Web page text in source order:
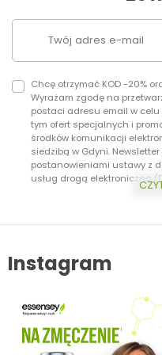
Chcę otrzymać KOD -20%
Wyrażam zgodę na
postaci adresu email w
tym ofert specjalnych i
środków komunikacji
siedzibą w Gdyni.
postanowieniami ustawy z
usług drogą elektroniczną
ustawy z dnia 16 lipca 2004
Instagram